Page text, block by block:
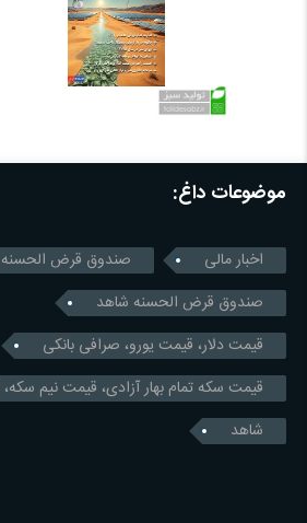
موضوعات داغ:
اخبار مالی
صندوق قرض الحسنه
صندوق قرض الحسنه شاهد
قیمت دلار، قیمت یورو، صرافی بانکی
قیمت سکه تمام بهار آزادی، قیمت نیم
شاهد